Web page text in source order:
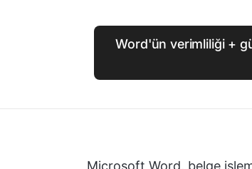
Word'ün verimliliği +
Microsoft Word, belge